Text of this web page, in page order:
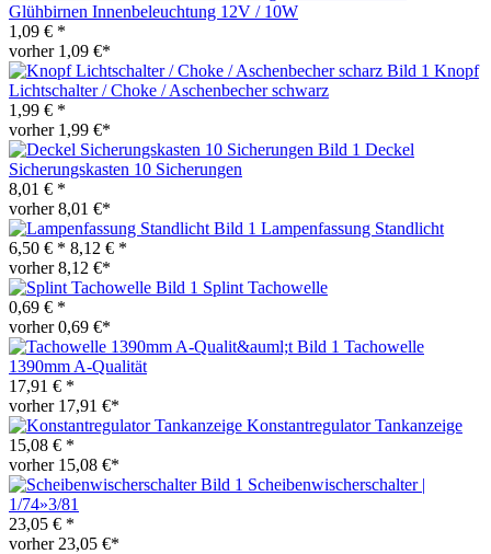
Glühbirnen Innenbeleuchtung 12V / 10W
1,09 € *
vorher 1,09 €*
Knopf
Lichtschalter / Choke / Aschenbecher schwarz
1,99 € *
vorher 1,99 €*
Deckel
Sicherungskasten 10 Sicherungen
8,01 € *
vorher 8,01 €*
Lampenfassung Standlicht
6,50 € * 8,12 € *
vorher 8,12 €*
Splint Tachowelle
0,69 € *
vorher 0,69 €*
Tachowelle
1390mm A-Qualität
17,91 € *
vorher 17,91 €*
Konstantregulator Tankanzeige
15,08 € *
vorher 15,08 €*
Scheibenwischerschalter |
1/74»3/81
23,05 € *
vorher 23,05 €*